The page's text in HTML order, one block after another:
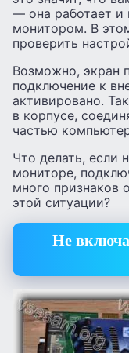
— она работает и
монитором. В
проверить
Возможно, экран
подключение к
активировано.
в корпусе,
частью
Что делать, если
мониторе,
много признаков
этой ситуации?
Не